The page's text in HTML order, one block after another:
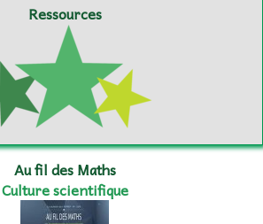
Ressources
Au fil des Maths
Culture scientifique